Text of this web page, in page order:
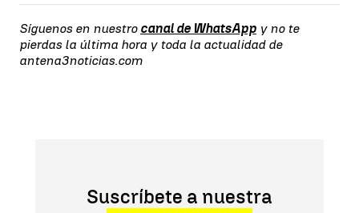
Síguenos en nuestro canal de WhatsApp y no te
pierdas la última hora y toda la actualidad de
antena3noticias.com
Suscríbete a nuestra